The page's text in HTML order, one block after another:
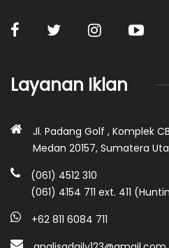
Layanan Iklan
Jl. Padang Golf , Komplek
Medan 20157, Sumatera
(061) 4512 310
(061) 4154 711 ext. 411
+62 811 6084 711